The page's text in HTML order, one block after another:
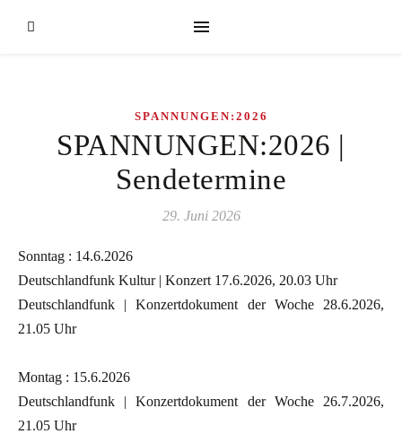
SPANNUNGEN:2026
SPANNUNGEN:2026 |
Sendetermine
29. Juni 2026
Sonntag : 14.6.2026
Deutschlandfunk Kultur | Konzert 17.6.2026, 20.03 Uhr
Deutschlandfunk | Konzertdokument der Woche 28.6.2026,
21.05 Uhr
Montag : 15.6.2026
Deutschlandfunk | Konzertdokument der Woche 26.7.2026,
21.05 Uhr